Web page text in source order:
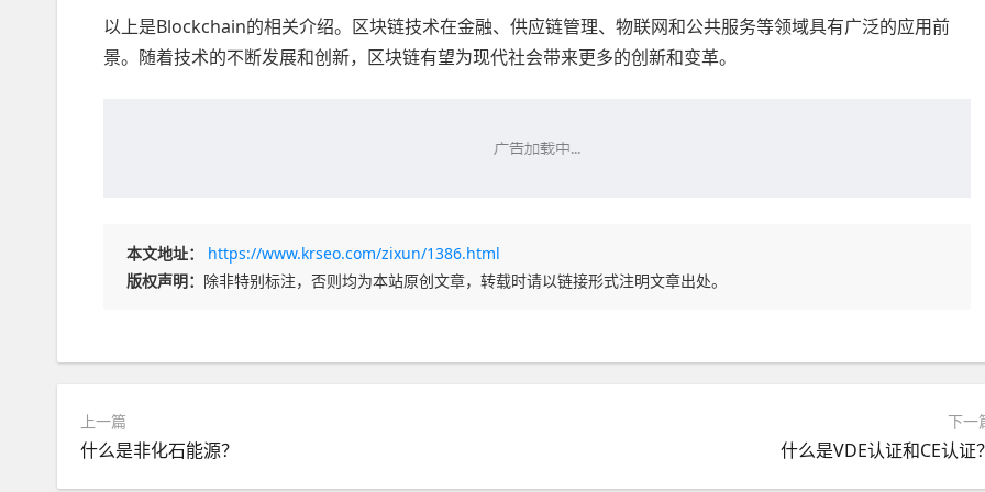
以上是Blockchain的相关介绍。区块链技术在金融、供应链管理、物联网和公共服务等领域具有广泛的应用前
景。随着技术的不断发展和创新，区块链有望为现代社会带来更多的创新和变革。
本文地址：
https://www.krseo.com/zixun/1386.html
版权声明： 除非特别标注，否则均为本站原创文章，转载时请以链接形式注明文章出处。
上一篇
什么是非化石能源？
下一
什么是VDE认证和CE认证